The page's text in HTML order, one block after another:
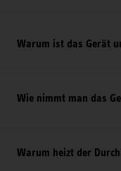
Warum ist das Gerät
Wie nimmt man das
Warum heizt der